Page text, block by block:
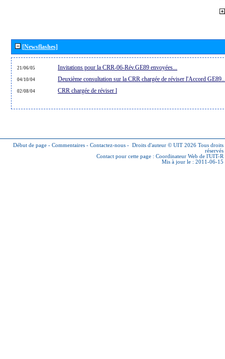
[Newsflashes]
21/06/05 Invitations pour la CRR-06-Rév.GE89 envoyées...
04/10/04 Deuxième consultation sur la CRR chargée de réviser l'Accord
02/08/04 CRR chargée de réviser l
Début de page - Commentaires - Contactez-nous - Droits d'auteur © UIT 2026 Tous droits
réservés
Contact pour cette page : Coordinateur Web de l'UIT-R
Mis à jour le : 2011-06-15